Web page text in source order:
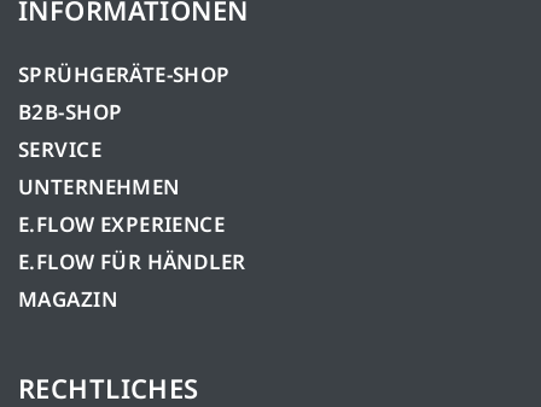
INFORMATIONEN
SPRÜHGERÄTE-SHOP
B2B-SHOP
SERVICE
UNTERNEHMEN
E.FLOW EXPERIENCE
E.FLOW FÜR HÄNDLER
MAGAZIN
RECHTLICHES